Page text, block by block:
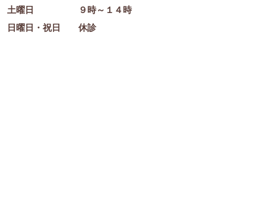
土曜日 ９時～１４時
日曜日・祝日 休診